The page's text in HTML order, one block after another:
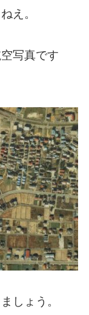
え。
写真です
しょう。